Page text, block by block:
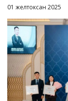
01 желтоксан 2025